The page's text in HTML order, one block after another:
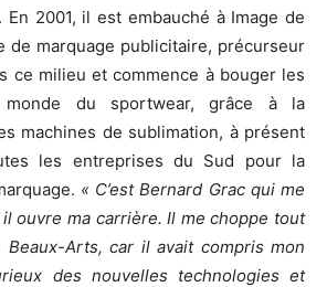
En 2001, il est embauché à Image de
de marquage publicitaire, précurseur
ce milieu et commence à bouger les
du sportwear, grâce à la
machines de sublimation, à présent
les entreprises du Sud pour la
« C’est Bernard Grac qui me
ouvre ma carrière. Il me choppe tout
Arts, car il avait compris mon
des nouvelles technologies et